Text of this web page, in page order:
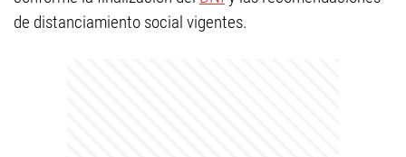
de distanciamiento social vigentes.